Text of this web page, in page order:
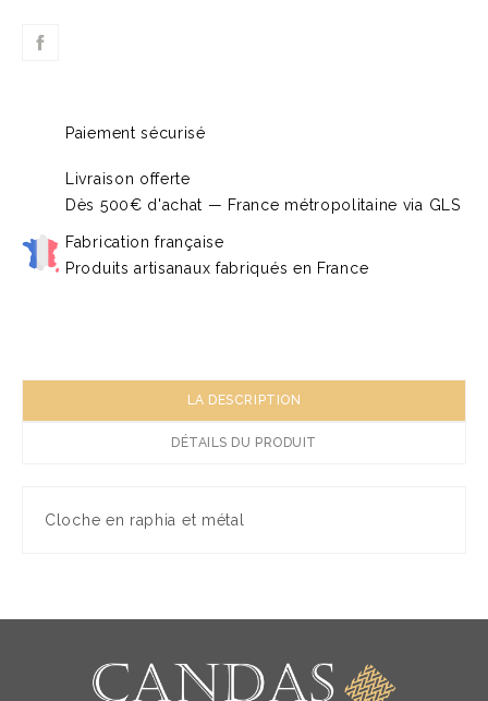
Paiement sécurisé
Livraison offerte
Dès 500€ d'achat — France métropolitaine via GLS
Fabrication française
Produits artisanaux fabriqués en France
LA DESCRIPTION
DÉTAILS DU PRODUIT
Cloche en raphia et métal